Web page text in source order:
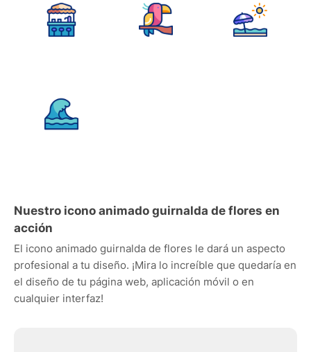
Nuestro icono animado guirnalda de flores en
acción
El icono animado guirnalda de flores le dará un aspecto
profesional a tu diseño. ¡Mira lo increíble que quedaría en
el diseño de tu página web, aplicación móvil o en
cualquier interfaz!